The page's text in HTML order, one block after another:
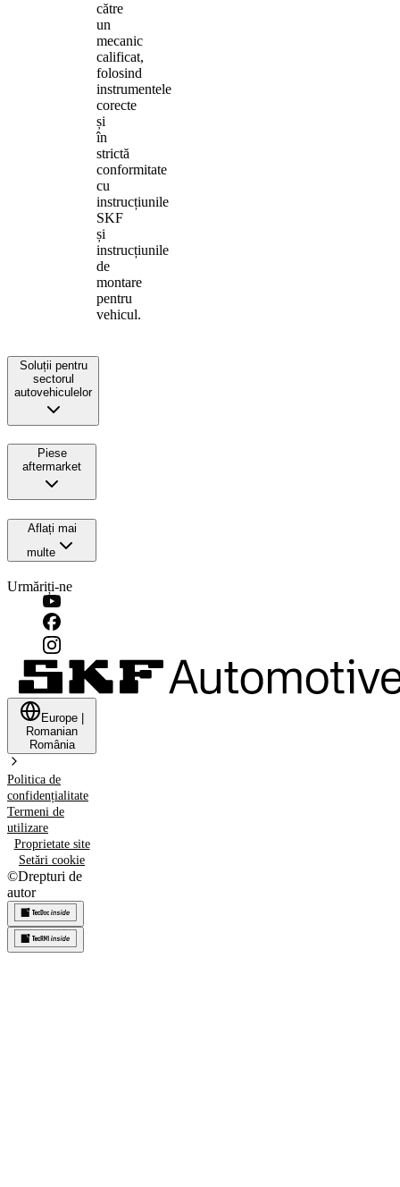
către
un
mecanic
calificat,
folosind
instrumentele
corecte
și
în
strictă
conformitate
cu
instrucțiunile
SKF
și
instrucțiunile
de
montare
pentru
vehicul.
Soluții pentru
sectorul
autovehiculelor
Piese
aftermarket
Aflați mai
multe
Urmăriți-ne
Europe
Romanian
România
Politica de
confidențialitate
Termeni de
utilizare
Proprietate site
Setări cookie
©Drepturi de
autor